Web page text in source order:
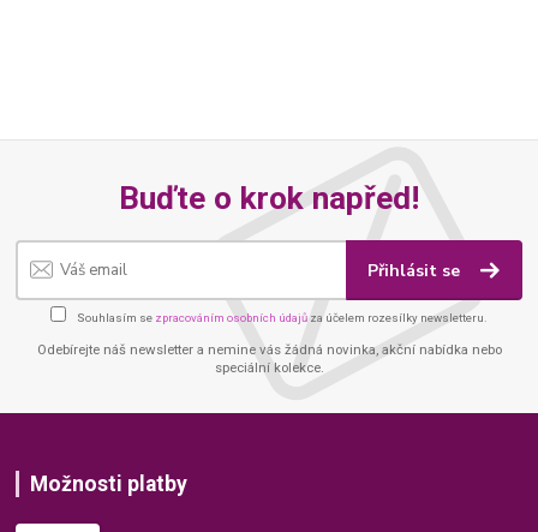
Buďte o krok napřed!
Přihlásit se
Souhlasím se zpracováním osobních údajů za účelem rozesílky newsletteru.
Odebírejte náš newsletter a nemine vás žádná novinka, akční nabídka nebo
speciální kolekce.
Možnosti platby